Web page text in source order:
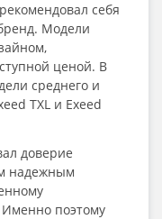
себя
Модели
ценой. В
среднего и
TXL и Exeed
доверие
надежным
поэтому